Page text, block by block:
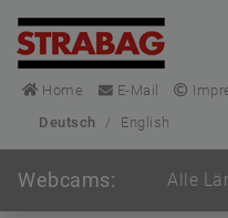
Home E-Mail
Deutsch
/ English
Webcams: Alle